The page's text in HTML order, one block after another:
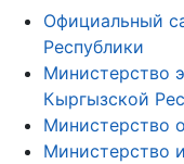
Официальный
Республики
Министерство
Кыргызской
Министерство
Министерство